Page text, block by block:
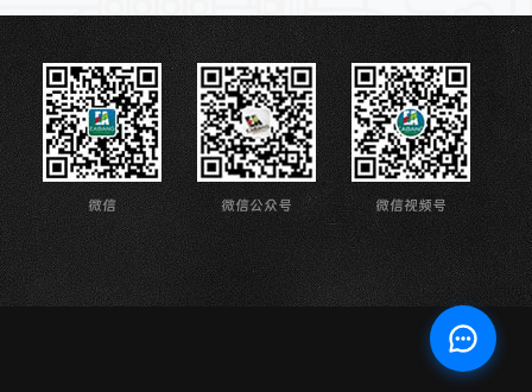
微信 微信公众号 微信视频号